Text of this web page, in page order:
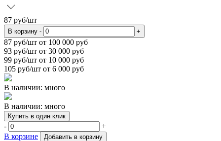
87 руб/шт
В корзину - +
87 руб/шт от 100 000 руб
93 руб/шт от 30 000 руб
99 руб/шт от 10 000 руб
105 руб/шт от 6 000 руб
В наличии: много
В наличии: много
Купить в один клик
-
+
В корзине
Добавить в корзину